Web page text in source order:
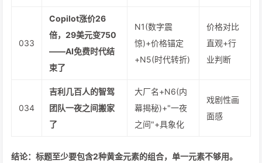
033
Copilot涨价26
倍，29美元变750
——AI免费时代结
束了
N1(数字震
惊)+价格锚定
+N5(时代转折)
价格对比
直观+行
业判断
034
吉利几百人的智驾
团队一夜之间搬家
了
大厂名+N6(内
幕揭秘)+"一夜
之间"+具象化
戏剧性画
面感
结论：标题至少要包含2种黄金元素的组合，单一元素不够用。